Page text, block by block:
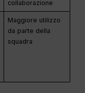
collaborazione
Maggiore utilizzo
da parte della
squadra